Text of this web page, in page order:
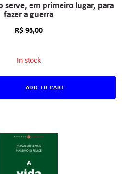
serve, em primeiro lugar, para
fazer a guerra
R$96,00
In stock
ADD TO CART